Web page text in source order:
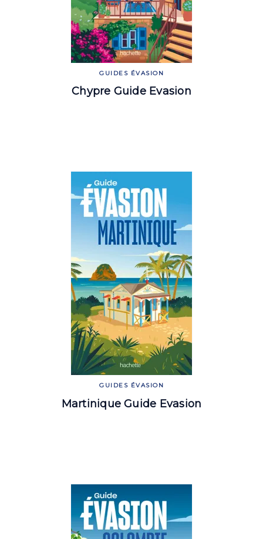
GUIDES ÉVASION
Chypre Guide Evasion
GUIDES ÉVASION
Martinique Guide Evasion